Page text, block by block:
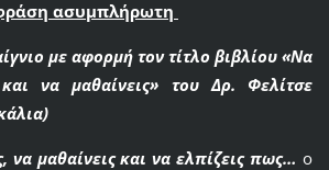
ασυμπλήρωτη
με αφορμή τον τίτλο βιβλίου «Να
να μαθαίνεις» του Δρ. Φελίτσε
να μαθαίνεις και να ελπίζεις πως…ο